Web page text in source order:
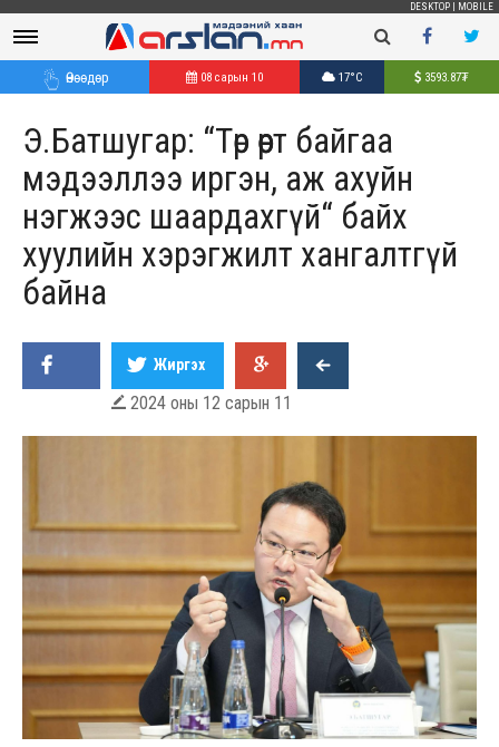
DESKTOP MOBILE
Өнөөдөр 08 сарын 10 17°C 3593.87₮
Э.Батшугар: “Төр өөрт байгаа
мэдээллээ иргэн, аж ахуйн
нэгжээс шаардахгүй“ байх
хуулийн хэрэгжилт хангалтгүй
байна
Жиргэх
 2024 оны 12 сарын 11